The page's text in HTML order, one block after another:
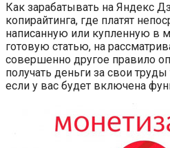
Как зарабатывать на Яндекс
копирайтинга, где платят
написанную или купленную в
готовую статью, на
совершенно другое правило
получать деньги за свои
если у вас будет включена